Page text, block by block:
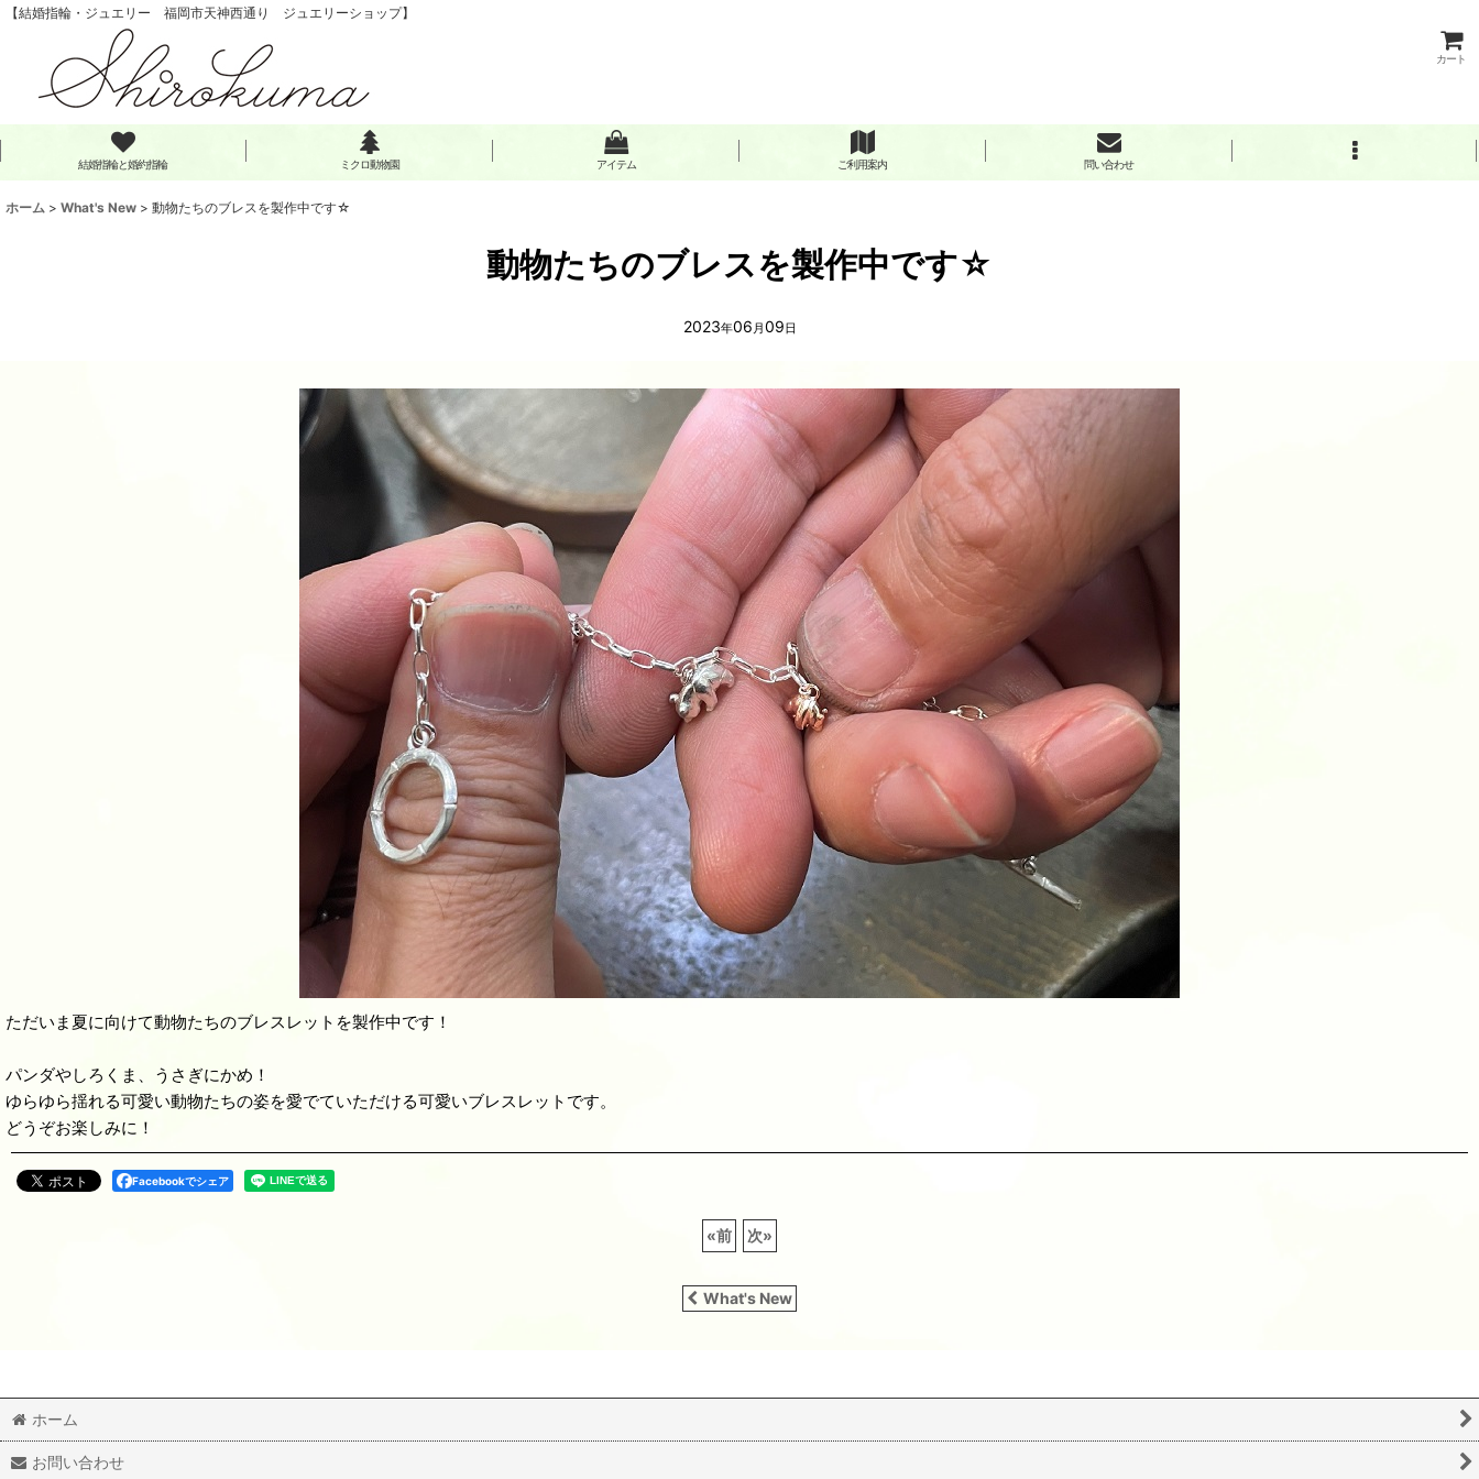
【結婚指輪・ジュエリー 福岡市天神西通り ジュエリーショップ】
カート
結婚指輪と婚約指輪 ミクロ動物園 アイテム ご利用案内 問い合わせ
ホーム > What's New > 動物たちのブレスを製作中です☆
動物たちのブレスを製作中です☆
2023年06 月09日
ただいま夏に向けて動物たちのブレスレットを製作中です！
パンダやしろくま、うさぎにかめ！
ゆらゆら揺れる可愛い動物たちの姿を愛でていただける可愛いブレスレットです。
どうぞお楽しみに！
Facebookでシェア
«前 次»
What's New
ホーム
お問い合わせ